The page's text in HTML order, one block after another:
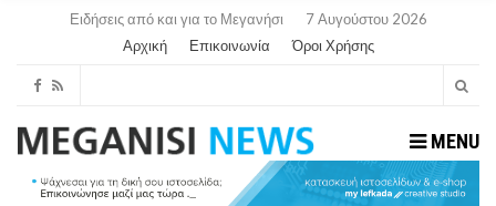
Ειδήσεις από και για το Μεγανήσι
7 Αυγούστου 2026
Αρχική
Επικοινωνία Όροι Χρήσης
MENU